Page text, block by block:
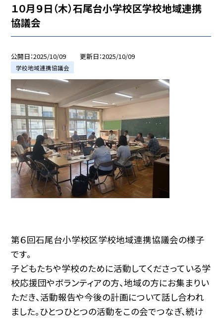
１０月９日（木）石尾台小学校区学校地域連携
協議会
公開日 2025/10/09 更新日 2025/10/09
学校地域連携協議会
第６回石尾台小学校区学校地域連携協議会の様子
です。
子どもたちや学校のために活動してくださっている学
校応援団やボランティアの方、地域の方にお集まりい
ただき、活動報告や今後の計画について話し合われ
ました。ひとつひとつの活動をこの会でつなぎ、続け